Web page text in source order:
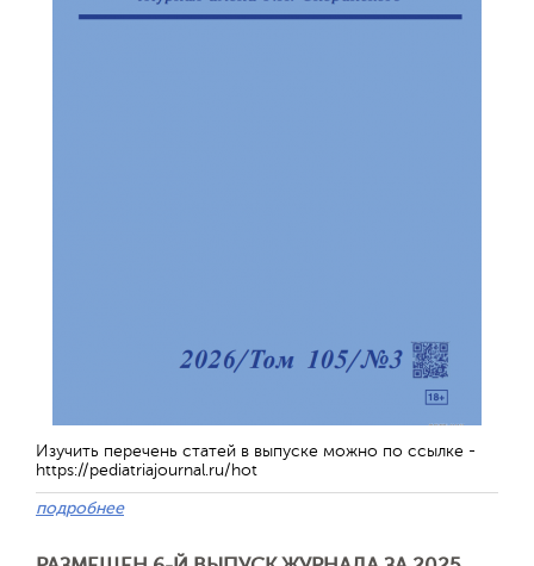
Изучить перечень статей в выпуске можно по ссылке -
https://pediatriajournal.ru/hot
подробнее